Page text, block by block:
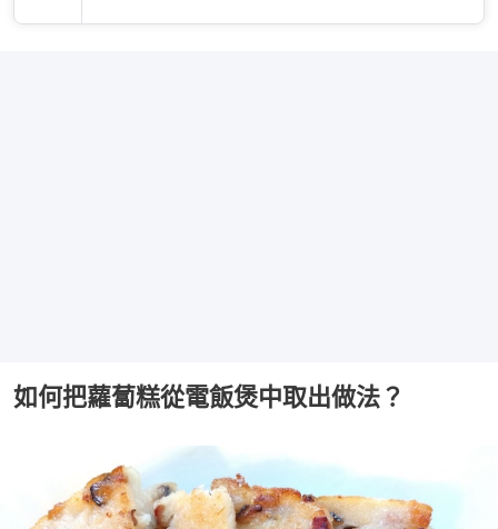
如何把蘿蔔糕從電飯煲中取出做法？